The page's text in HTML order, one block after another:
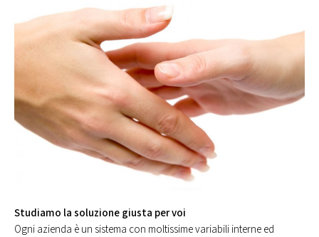
Studiamo la soluzione giusta per voi
Ogni azienda è un sistema con moltissime variabili interne ed